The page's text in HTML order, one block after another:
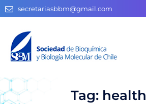
secretariasbbm@gmail.com
Tag: health